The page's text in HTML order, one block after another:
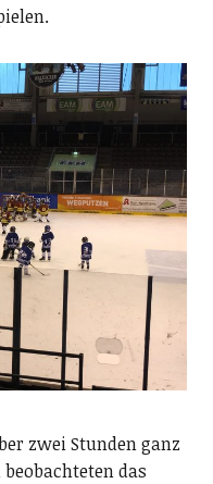
zwei Stunden ganz
das